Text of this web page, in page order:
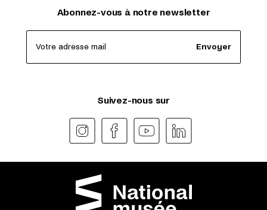
Abonnez-vous à notre newsletter
Votre adresse mail Envoyer
Suivez-nous sur